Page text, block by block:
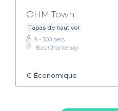
OHM Town
Tapas de haut vol
9 - 300 pers.
Bas-Chantenay
€ Économique